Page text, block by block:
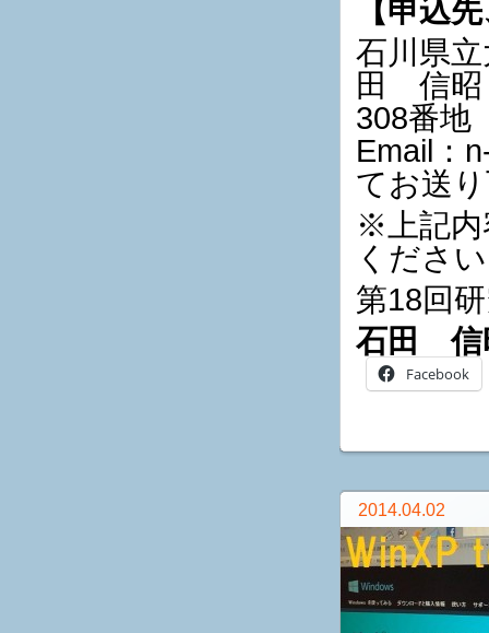
【申込
石川県
田 信昭
308番
Email：
てお送
※上記内
くださ
第18回
石田 信
Facebook
2014.04.02